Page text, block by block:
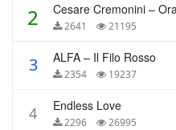
2 2641 21195
3 ALFA – Il Filo Rosso
2354 19237
4 Endless Love
2296 26995